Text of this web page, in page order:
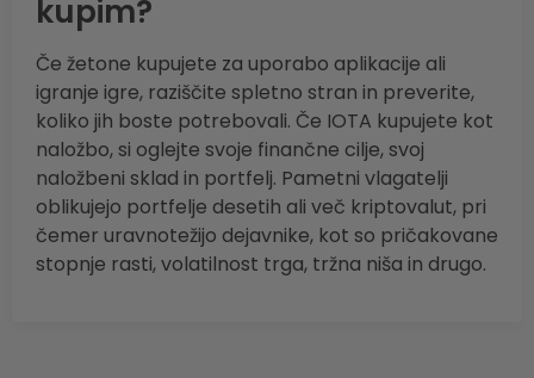
kupim?
Če žetone kupujete za uporabo aplikacije ali
igranje igre, raziščite spletno stran in preverite,
koliko jih boste potrebovali. Če IOTA kupujete kot
naložbo, si oglejte svoje finančne cilje, svoj
naložbeni sklad in portfelj. Pametni vlagatelji
oblikujejo portfelje desetih ali več kriptovalut, pri
čemer uravnotežijo dejavnike, kot so pričakovane
stopnje rasti, volatilnost trga, tržna niša in drugo.